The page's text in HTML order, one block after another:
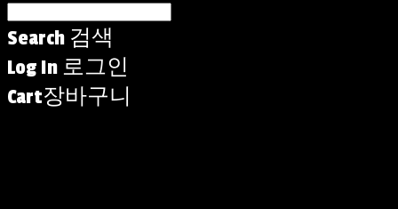
Search 검색
Log In 로그인
Cart장바구니